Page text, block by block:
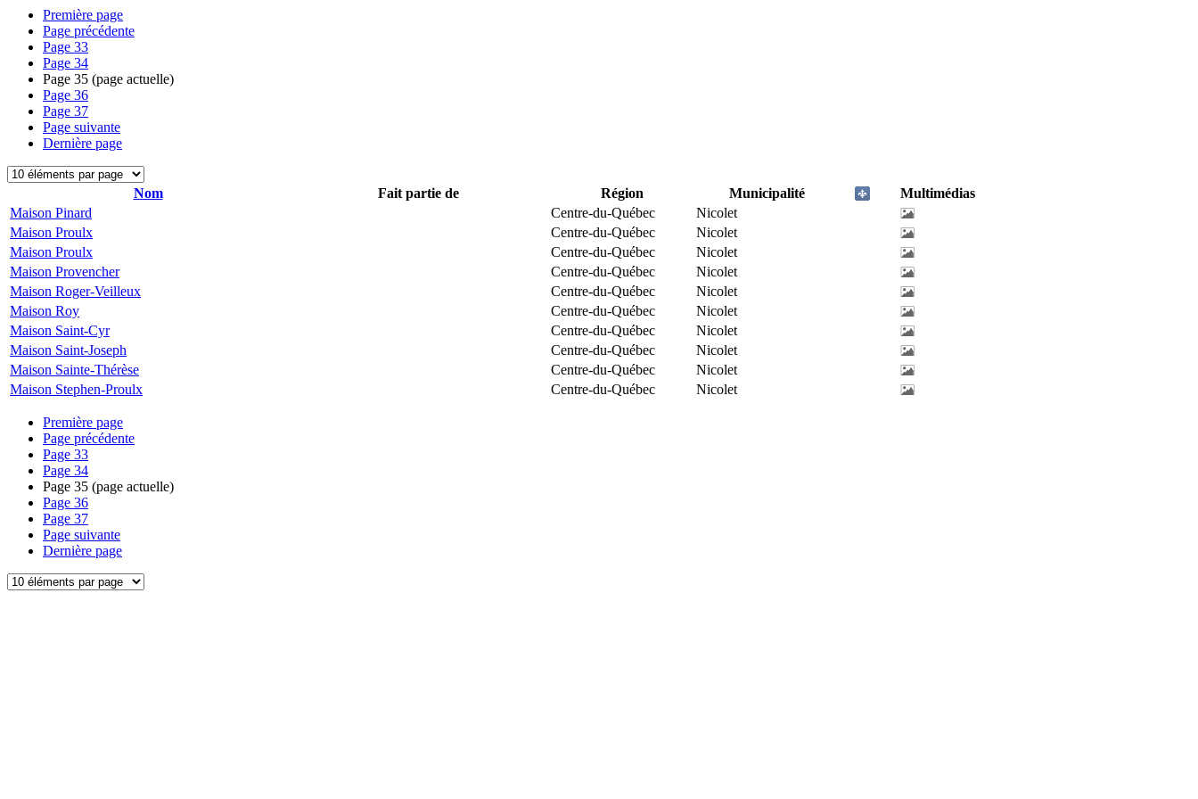
Première page
Page précédente
Page 33
Page 34
Page 35 (page actuelle)
Page 36
Page 37
Page suivante
Dernière page
Nom Fait partie de Région Municipalité
Multimédias
Maison Pinard
Centre-du-Québec
Nicolet
Maison Proulx
Centre-du-Québec
Nicolet
Maison Proulx
Centre-du-Québec
Nicolet
Maison Provencher
Centre-du-Québec
Nicolet
Maison Roger-Veilleux
Centre-du-Québec
Nicolet
Maison Roy
Centre-du-Québec
Nicolet
Maison Saint-Cyr
Centre-du-Québec
Nicolet
Maison Saint-Joseph
Centre-du-Québec
Nicolet
Maison Sainte-Thérèse
Centre-du-Québec
Nicolet
Maison Stephen-Proulx
Centre-du-Québec Nicolet
Première page
Page précédente
Page 33
Page 34
Page 35 (page actuelle)
Page 36
Page 37
Page suivante
Dernière page